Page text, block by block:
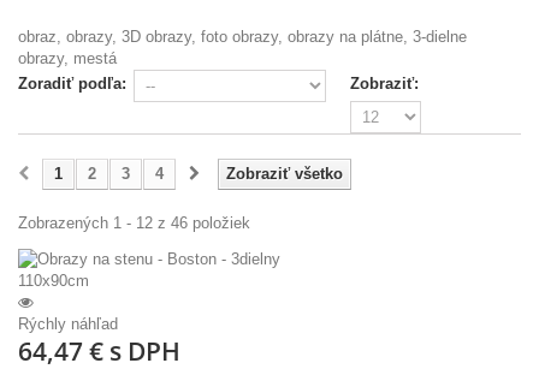
obraz, obrazy, 3D obrazy, foto obrazy, obrazy na plátne, 3-dielne
obrazy, mestá
Zoradiť podľa:
Zobraziť:
Zobraziť všetko
1 2 3 4
Zobrazených 1 - 12 z 46 položiek
Rýchly náhľad
64,47 € s DPH